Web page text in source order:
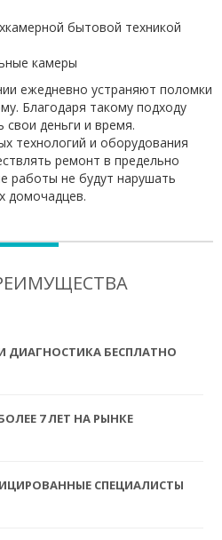
бытовой техникой
камеры
ежедневно устраняют поломки
Благодаря такому подходу
свои деньги и время.
технологий и оборудования
ремонт в предельно
работы не будут нарушать
домочадцев.
ДИАГНОСТИКА БЕСПЛАТНО
7 ЛЕТ НА РЫНКЕ
СПЕЦИАЛИСТЫ